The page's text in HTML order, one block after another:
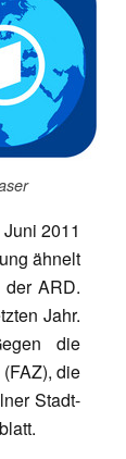
2011
ähnelt
ARD.
Jahr.
die
die
Stadt-